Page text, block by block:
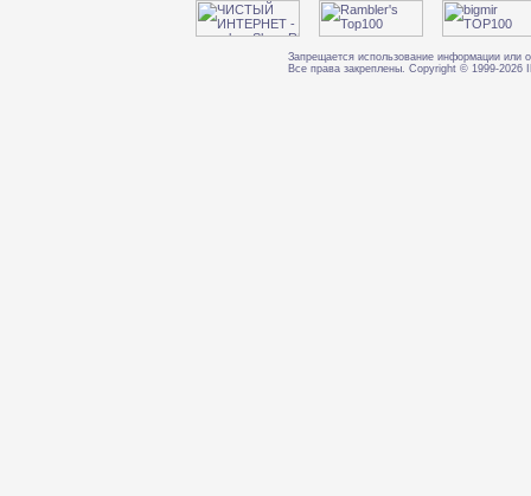
Запрещается использование информации или
Все права закреплены. Copyright © 1999-